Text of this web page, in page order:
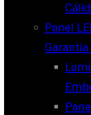
Panel